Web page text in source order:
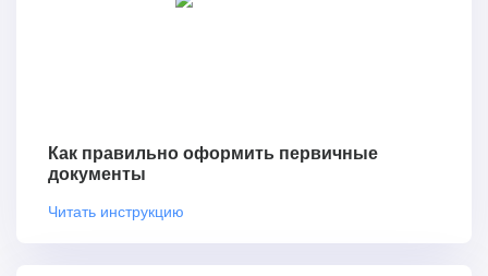
Как правильно оформить первичные
документы
Читать инструкцию